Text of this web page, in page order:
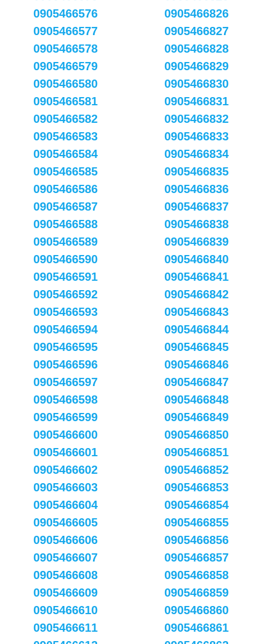
0905466576
0905466577
0905466578
0905466579
0905466580
0905466581
0905466582
0905466583
0905466584
0905466585
0905466586
0905466587
0905466588
0905466589
0905466590
0905466591
0905466592
0905466593
0905466594
0905466595
0905466596
0905466597
0905466598
0905466599
0905466600
0905466601
0905466602
0905466603
0905466604
0905466605
0905466606
0905466607
0905466608
0905466609
0905466610
0905466611
0905466826
0905466827
0905466828
0905466829
0905466830
0905466831
0905466832
0905466833
0905466834
0905466835
0905466836
0905466837
0905466838
0905466839
0905466840
0905466841
0905466842
0905466843
0905466844
0905466845
0905466846
0905466847
0905466848
0905466849
0905466850
0905466851
0905466852
0905466853
0905466854
0905466855
0905466856
0905466857
0905466858
0905466859
0905466860
0905466861